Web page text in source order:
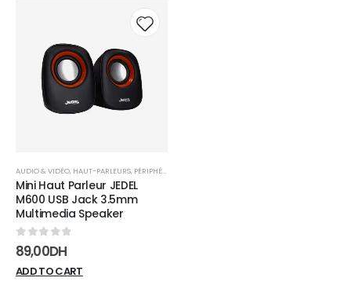
Add to
wishlist
AUDIO & VIDÉO, HAUT-PARLEURS, PÉRIPHÉRIQUES
Mini Haut Parleur JEDEL
M600 USB Jack 3.5mm
Multimedia Speaker
0sur 5
89,00DH
ADD TO CART